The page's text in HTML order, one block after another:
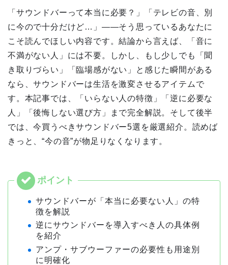
「サウンドバーって本当に必要？」「テレビの音、別
に今ので十分だけど…」——そう思っているあなたに
こそ読んでほしい内容です。結論から言えば、「音に
不満がない人」には不要。しかし、もし少しでも「聞
き取りづらい」「臨場感がない」と感じた瞬間がある
なら、サウンドバーは生活を激変させるアイテムで
す。本記事では、「いらない人の特徴」「逆に必要な
人」「後悔しない選び方」まで完全解説。そして後半
では、今買うべきサウンドバー5選を厳選紹介。読めば
きっと、“今の音”が物足りなくなります。
サウンドバーが「本当に必要ない人」の特
徴を解説
逆にサウンドバーを導入すべき人の具体例
を紹介
アンプ・サブウーファーの必要性も用途別
に明確化